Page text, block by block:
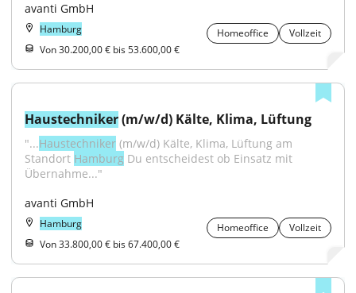
avanti GmbH
Hamburg Homeoffice
Vollzeit
Von 30.200,00 € bis 53.600,00 €
Haustechniker (m/w/d) Kälte, Klima, Lüftung
"...Haustechniker (m/w/d) Kälte, Klima, Lüftung am
Standort Hamburg Du entscheidest ob Einsatz mit
Übernahme..."
avanti GmbH
Hamburg Homeoffice
Vollzeit
Von 33.800,00 € bis 67.400,00 €